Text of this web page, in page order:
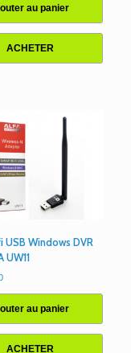
au panier
ACHETER
USB Windows DVR
UW11
au panier
ACHETER